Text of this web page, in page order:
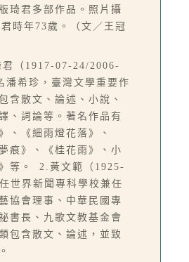
琦君多部作品。照片攝
時年73歲。（文／王冠
君（1917-07-24/2006-
潘希珍，臺灣文學重要作
含散文、論述、小說、
、詞論等。著名作品有
、《細雨燈花落》、
痕》、《桂花雨》、小
等。 2.黃文範（1925-
世界新聞專科學校兼任
協會理事、中華民國專
書長、九歌文教基金會
包含散文、論述，並致